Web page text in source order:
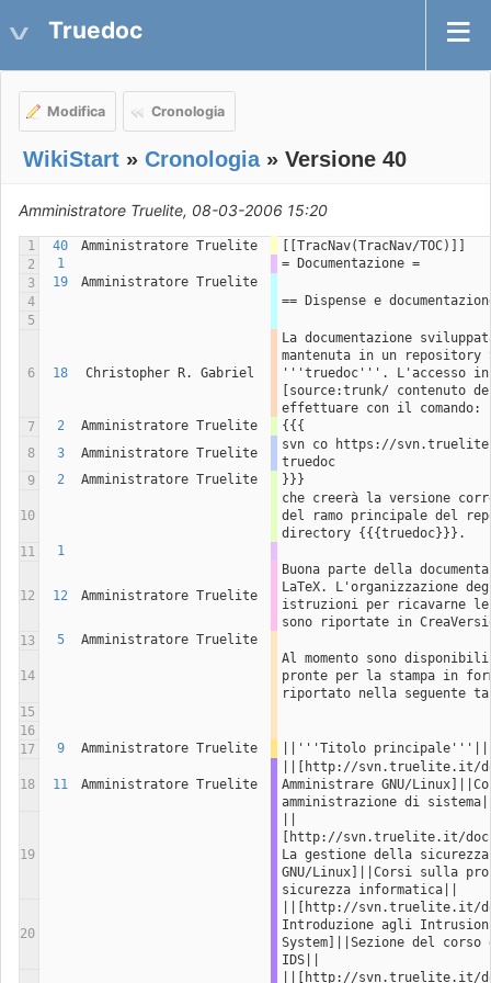
Truedoc
Modifica Cronologia
WikiStart » Cronologia» Versione 40
Amministratore Truelite, 08-03-2006 15:20
1 40 Amministratore Truelite
[[TracNav(TracNav/TOC)]]
2
1
= Documentazione =
3
19
Amministratore Truelite
4
== Dispense e
5
6 18 Christopher R. Gabriel
La documentazione
mantenuta in un repository
'''truedoc'''. L'accesso
[source:trunk/ contenuto
effettuare con il comando:
7
2 Amministratore Truelite
{{{
8
3 Amministratore Truelite
svn co https://
truedoc
9
2 Amministratore Truelite }}}
10
che creerà la versione
del ramo principale del
directory {{{truedoc}}}.
11
1
12 12 Amministratore Truelite
Buona parte della
LaTeX. L'organizzazione
istruzioni per ricavarne
sono riportate in
13
5 Amministratore Truelite
14
Al momento sono
pronte per la stampa in
riportato nella seguente
15
16
17
9 Amministratore Truelite ||'''Titolo
18 11 Amministratore Truelite
||[http://svn.truelite.it/
Amministrare GNU/
amministrazione di
19
[http://svn.truelite.it/
La gestione della sicurezza
GNU/Linux]||Corsi sulla
sicurezza informatica||
20
||[http://svn.truelite.it/
Introduzione agli Intrusion
System]||Sezione del
IDS||
||[http://svn.truelite.it/